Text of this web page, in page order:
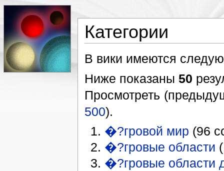
Категории
В вики имеются
Ниже показаны 50
Просмотреть
500).
�?гровой мир (96
�?гровые области
�?гровые области